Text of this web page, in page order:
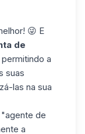
😜 E
de
permitindo a
suas
las na sua
de
a